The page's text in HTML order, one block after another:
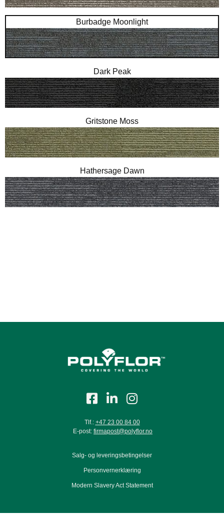
Burbadge Moonlight
Dark Peak
Gritstone Moss
Hathersage Dawn
Tlf.: +47 23 00 84 00
E-post: firmapost@polyflor.no
Salg- og leveringsbetingelser
Personvernerklæring
Modern Slavery Act Statement